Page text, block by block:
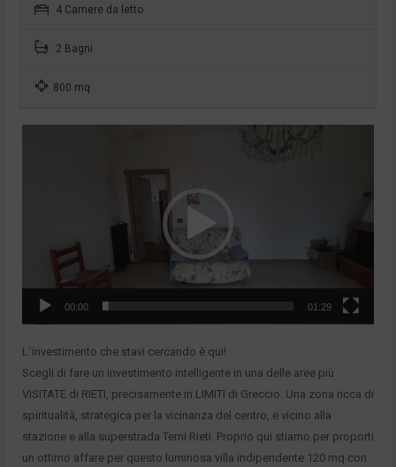
4 Camere da letto
2 Bagni
800 mq
00:00 01:29
L`investimento che stavi cercando è qui!
Scegli di fare un investimento intelligente in una delle aree più
VISITATE di RIETI, precisamente in LIMITI di Greccio. Una zona ricca di
spiritualità, strategica per la vicinanza del centro, e vicino alla
stazione e alla superstrada Terni Rieti. Proprio qui stiamo per proporti
un ottimo affare per questo luminosa villa indipendente 120 mq con